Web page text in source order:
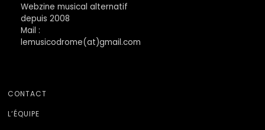
Webzine musical alternatif
depuis 2008
Mail :
lemusicodrome(at)gmail.com
CONTACT
L’ÉQUIPE